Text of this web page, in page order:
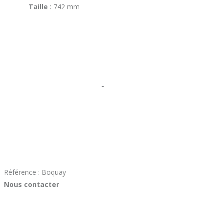
Taille : 742 mm
Référence : Boquay
Nous contacter